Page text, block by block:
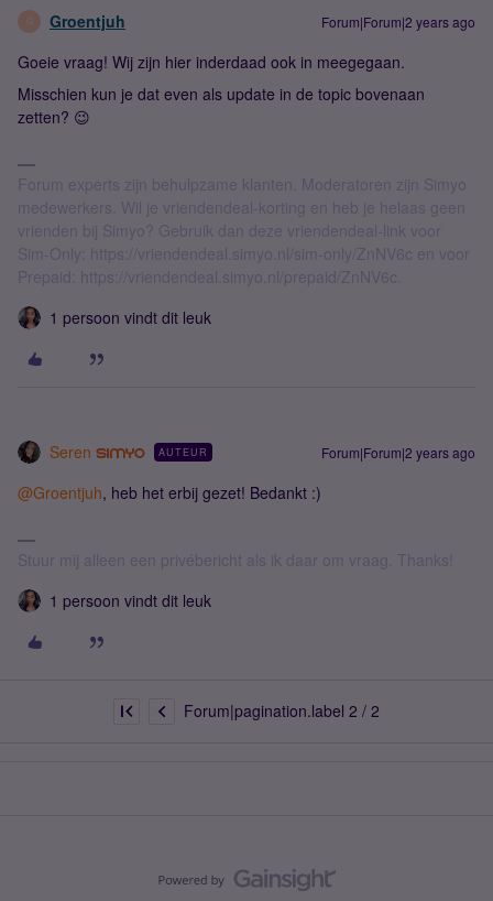
G Groentjuh Forum|Forum|2 years ago
Goeie vraag! Wij zijn hier inderdaad ook in meegegaan.
Misschien kun je dat even als update in de topic bovenaan
zetten? 😉
Forum experts zijn behulpzame klanten. Moderatoren zijn Simyo
medewerkers. Wil je vriendendeal-korting en heb je helaas geen
vrienden bij Simyo? Gebruik dan deze vriendendeal-link voor
Sim-Only: https://vriendendeal.simyo.nl/sim-only/ZnNV6c en voor
Prepaid: https://vriendendeal.simyo.nl/prepaid/ZnNV6c.
1 persoon vindt dit leuk
Seren AUTEUR Forum|Forum|2 years ago
@Groentjuh, heb het erbij gezet! Bedankt :)
Stuur mij alleen een privébericht als ik daar om vraag. Thanks!
1 persoon vindt dit leuk
Forum|pagination.label 2 / 2